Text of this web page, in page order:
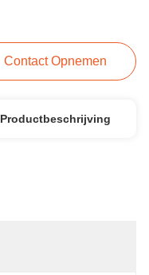
Contact Opnemen
Productbeschrijving